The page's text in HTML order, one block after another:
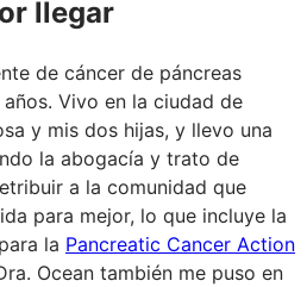
llegar
de cáncer de páncreas
Vivo en la ciudad de
y mis dos hijas, y llevo una
la abogacía y trato de
a la comunidad que
para mejor, lo que incluye la
la Pancreatic Cancer Action
Ocean también me puso en